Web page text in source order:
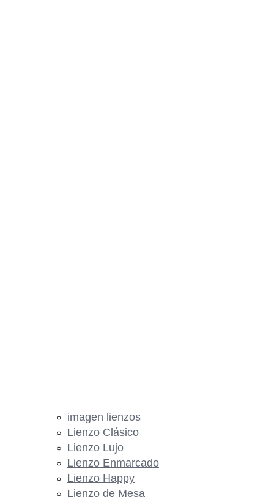
imagen lienzos
Lienzo Clásico
Lienzo Lujo
Lienzo Enmarcado
Lienzo Happy
Lienzo de Mesa